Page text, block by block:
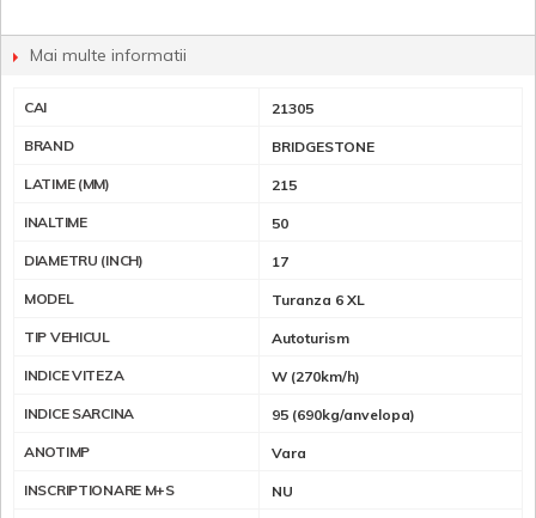
Mai multe informatii
CAI 21305
BRAND BRIDGESTONE
LATIME (MM) 215
INALTIME 50
DIAMETRU (INCH) 17
MODEL Turanza 6 XL
TIP VEHICUL Autoturism
INDICE VITEZA W (270km/h)
INDICE SARCINA 95 (690kg/anvelopa)
ANOTIMP Vara
INSCRIPTIONARE M+S NU